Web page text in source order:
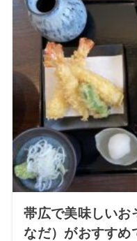
帯広で美味しいお
なだ）がおすすめ